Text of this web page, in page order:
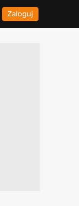
Zaloguj